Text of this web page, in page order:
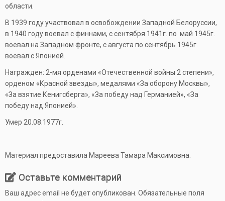
области.
В 1939 году участвовал в освобождении Западной Белоруссии,
в 1940 году воевал с финнами, с сентября 1941г. по май 1945г.
воевал на Западном фронте, с августа по сентябрь 1945г.
воевал с Японией.
Награжден: 2-мя орденами «Отечественной войны 2 степени»,
орденом «Красной звезды», медалями «За оборону Москвы»,
«За взятие Кенигсберга», «За победу над Германией», «За
победу над Японией».
Умер 20.08.1977г.
Материал предоставила Мареева Тамара Максимовна.
Оставьте комментарий
Ваш адрес email не будет опубликован. Обязательные поля